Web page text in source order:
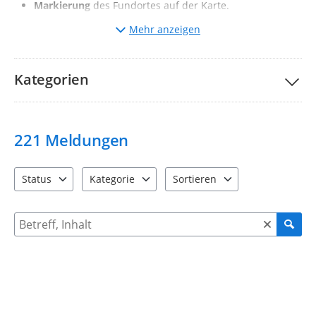
Markierung des Fundortes auf der Karte.
des Mangels und ggf. Hochladen von
Bitte nehmen Sie unsere Teilnahmebedingungen und
zur Kenntnis.
Mehr anzeigen
Kategorien
221 Meldungen
Status
Kategorie
Sortieren
Suche nach Meldungen und Kommentaren